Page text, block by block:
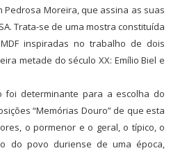
Pedrosa Moreira, que assina as suas
Trata-se de uma mostra constituída
inspiradas no trabalho de dois
metade do século XX: Emílio Biel e
foi determinante para a escolha do
“Memórias Douro” de que esta
o pormenor e o geral, o típico, o
do povo duriense de uma época,